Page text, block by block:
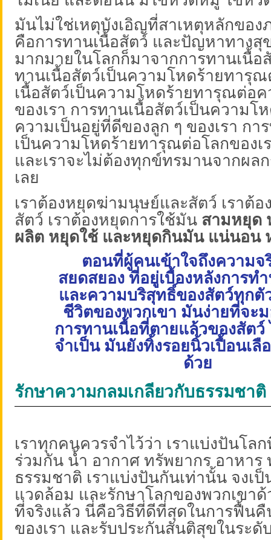
มันไม่ใช่เหตุบังเอิญที่สาเหตุหลักของ
คือการทานเนื้อสัตว์ และปัญหาทางสุ
มากมายในโลกก็มาจากการทานเนื้อ
ทานเนื้อสัตว์เป็นความโหดร้ายทารุ
เนื้อสัตว์เป็นความโหดร้ายทารุณต่อ
ของเรา การทานเนื้อสัตว์เป็นความ
ความเป็นอยู่ที่ดีของลูก ๆ ของเรา กา
เป็นความโหดร้ายทารุณต่อโลกของเ
และเราจะไม่ต้องทุกข์ทรมานจากผล
เลย
เราต้องหยุดฆ่ามนุษย์และสัตว์ เราต้อ
สัตว์ เราต้องหยุดการใช้มัน สามหยุด
ผลิต หยุดใช้ และหยุดกินมัน แน่นอน
ตอนที่ผู้คนเข้าใจถึงความจ
สยดสยอง ที่อยู่เบื้องหลังการท
และความบริสุทธิ์ของสัตว์ทุกตั
ชีวิตของพวกเขา มันง่ายที่จะม
การทานเนื้อที่ตายแล้วของสัตว์
จำเป็น มันยังทิ้งรอยนิ้วเปื้อนเลื
ด้วย
รักษาความกลมเกลียวกับธรรมชาติ
เราทุกคนควรจำไว้ว่า เราแบ่งปันโล
ร่วมกัน น้ำ อากาศ ทรัพยากร อาหาร
ธรรมชาติ เราแบ่งปันกันเท่านั้น จงเ
แวดล้อม และรักษาโลกของพวกเขา
ที่จริงแล้ว นี่คือวิธีที่ดีที่สุดในการฟื้น
ของเรา และรับประกันสันติสุขในระ